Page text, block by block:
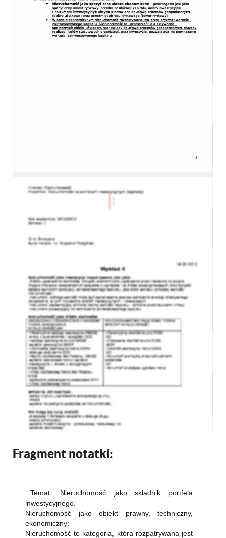
Fragment notatki:
Temat: Nieruchomość jako składnik portfela
inwestycyjnego.
Nieruchomość jako obiekt prawny, techniczny,
ekonomiczny:
Nieruchomość to kategoria, która rozpatrywana jest